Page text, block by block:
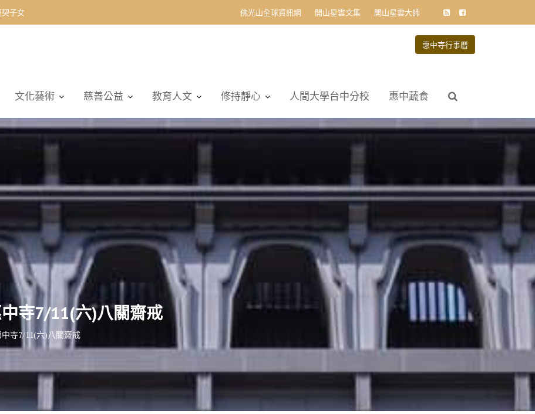
子女 佛光山全球資訊網 開山星雲文集 開山星雲大師
惠中寺行事曆
文化藝術 慈善公益 教育人文 修持靜心 人間大學台中分校 惠中蔬食
寺7/11(六)八關齋戒
寺7/11(六)八關齋戒